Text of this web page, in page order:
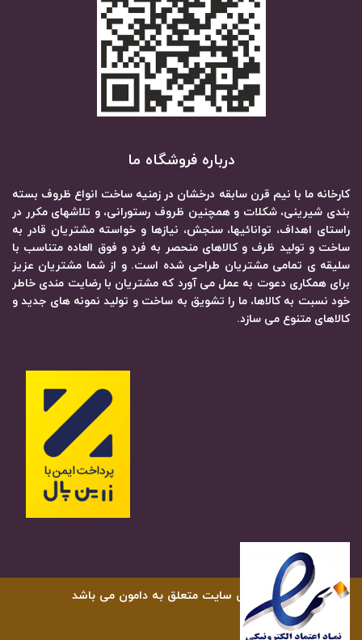
درباره فروشگاه ما
کارخانه ما با نیم قرن سابقه درخشان در زمنیه ساخت انواع ظروف بسته
بندی شیرینی، شکلات و همچنین ظروف رستورانی، و تلاشهای مکرر در
راستای اهداف، توانائیها، سنجش، نیازها و خواسته مشتریان قادر به
ساخت و تولید ظرف و کالاهای منحصر به فرد و فوق العاده متناسب با
سلیقه ی تمامی مشتریان طراحی شده است. و از شما مشتریان عزیز
برای همکاری دعوت به عمل می آورد که مشتریان با رضایت مندی خاطر
خود نسبت به کالاها، ما را تشویق به ساخت و تولید نمونه های جدید و
کالاهای متنوع می سازد.
کلیه حقوق سایت متعلق به دامون می باشد